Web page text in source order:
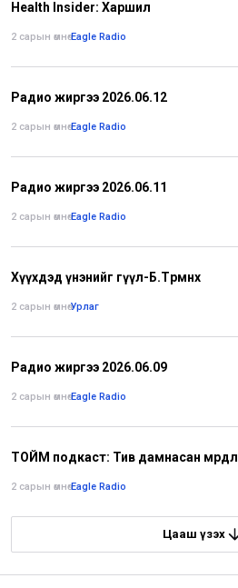
Health Insider: Харшил
2 сарын өмнө•Eagle Radio
Радио жиргээ 2026.06.12
2 сарын өмнө•Eagle Radio
Радио жиргээ 2026.06.11
2 сарын өмнө•Eagle Radio
Хүүхдэд үнэнийг өгүүл-Б.Төрмөнх
2 сарын өмнө•Урлаг
Радио жиргээ 2026.06.09
2 сарын өмнө•Eagle Radio
ТОЙМ подкаст: Тив дамнасан мөрөөдөл
2 сарын өмнө•Eagle Radio
Цааш үзэх